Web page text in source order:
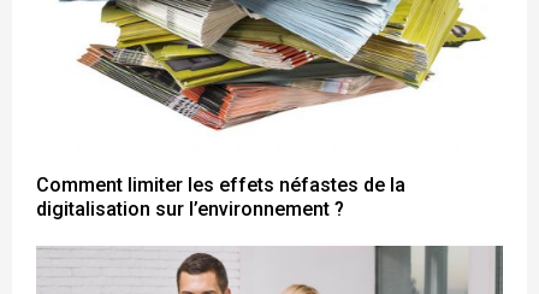
Comment limiter les effets néfastes de la
digitalisation sur l’environnement ?